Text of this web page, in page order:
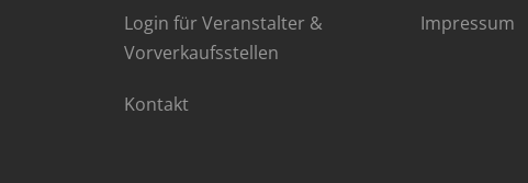
Login für Veranstalter &
Vorverkaufsstellen
Kontakt
Impressum